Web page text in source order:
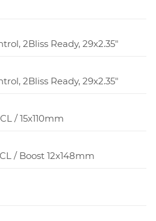
2Bliss Ready, 29x2.35"
2Bliss Ready, 29x2.35"
/ 15x110mm
/ Boost 12x148mm